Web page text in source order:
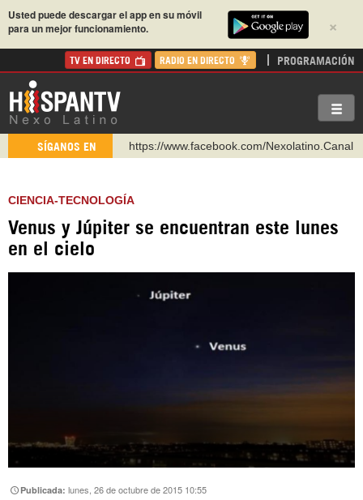
×
Usted puede descargar el app en su móvil
para un mejor funcionamiento.
TV EN DIRECTO RADIO EN DIRECTO PROGRAMACIÓN
SÍGANOS EN https://www.facebook.com/Nexolatino.Canal
https://www.youtube.com/@nexo_latino
https://t.me/hispantvcanal
https://urmedium.com/c/hispantv
CIENCIA-TECNOLOGÍA
Venus y Júpiter se encuentran este lunes
en el cielo
Publicada:lunes, 26 de octubre de 2015 10:55